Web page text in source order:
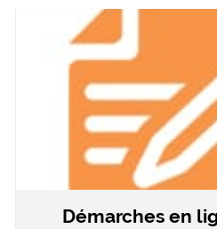
Démarches en